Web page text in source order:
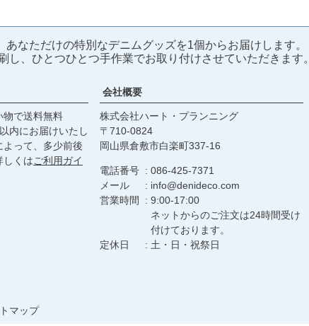
あなただけの特別なデニムグッズを1個からお届けします。
し、ひとつひとつ手作業でお取り付けさせていただきます。
物で送料無料
内にお届けいたし
よって、多少前後
しくはご利用ガイ
会社概要
株式会社ハート・プランニング
710‐0824
岡山県倉敷市白楽町337‐16
電話番号
086-425-7371
メール
info@denideco.com
営業時間
9:00-17:00
ネットからのご注文は24時間受け
付けております。
定休日
土・日・祝祭日
マップ